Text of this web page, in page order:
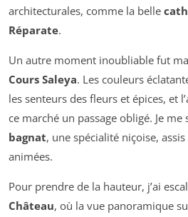
architecturales, comme la belle
Réparate.
Un autre moment inoubliable fut
Cours Saleya. Les couleurs
les senteurs des fleurs et épices, et
ce marché un passage obligé. Je me
bagnat, une spécialité niçoise,
animées.
Pour prendre de la hauteur, j’ai
Château, où la vue panoramique